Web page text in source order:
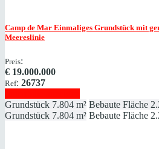
Camp de Mar Einmaliges Grundstück mit
Meereslinie
Preis:
€ 19.000.000
Ref: 26737
Grundstück 7.804 m² Bebaute Fläche
Grundstück 7.804 m² Bebaute Fläche